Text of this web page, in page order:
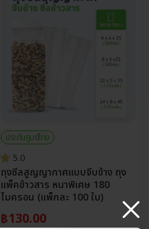
ประกันศูนย์ไทย
5.0
ถุงซีลสูญญากาศแบบจีบข้าง ถุง
แพ็คข้าวสาร หนาพิเศษ 180
ไมครอน (แพ็กละ 100 ใบ)
฿130.00